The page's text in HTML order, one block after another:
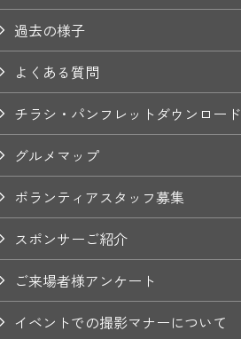
過去の様子
よくある質問
チラシ・パンフレットダウンロード
グルメマップ
ボランティアスタッフ募集
スポンサーご紹介
ご来場者様アンケート
イベントでの撮影マナーについて